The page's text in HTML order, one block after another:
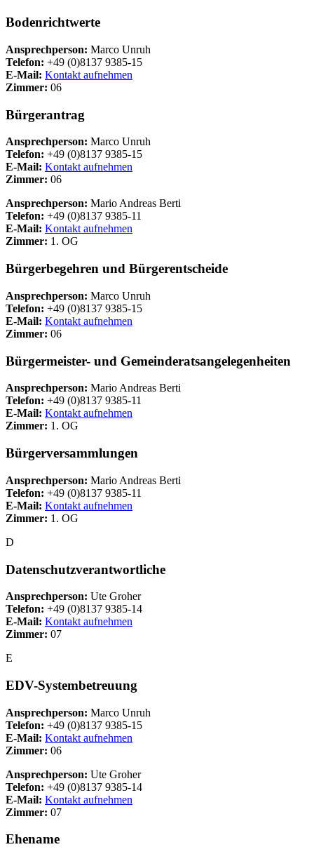
Bodenrichtwerte
Ansprechperson: Marco Unruh
Telefon: +49 (0)8137 9385-15
E-Mail: Kontakt aufnehmen
Zimmer: 06
Bürgerantrag
Ansprechperson: Marco Unruh
Telefon: +49 (0)8137 9385-15
E-Mail: Kontakt aufnehmen
Zimmer: 06
Ansprechperson: Mario Andreas Berti
Telefon: +49 (0)8137 9385-11
E-Mail: Kontakt aufnehmen
Zimmer: 1. OG
Bürgerbegehren und Bürgerentscheide
Ansprechperson: Marco Unruh
Telefon: +49 (0)8137 9385-15
E-Mail: Kontakt aufnehmen
Zimmer: 06
Bürgermeister- und Gemeinderatsangelegenheiten
Ansprechperson: Mario Andreas Berti
Telefon: +49 (0)8137 9385-11
E-Mail: Kontakt aufnehmen
Zimmer: 1. OG
Bürgerversammlungen
Ansprechperson: Mario Andreas Berti
Telefon: +49 (0)8137 9385-11
E-Mail: Kontakt aufnehmen
Zimmer: 1. OG
D
Datenschutzverantwortliche
Ansprechperson: Ute Groher
Telefon: +49 (0)8137 9385-14
E-Mail: Kontakt aufnehmen
Zimmer: 07
E
EDV-Systembetreuung
Ansprechperson: Marco Unruh
Telefon: +49 (0)8137 9385-15
E-Mail: Kontakt aufnehmen
Zimmer: 06
Ansprechperson: Ute Groher
Telefon: +49 (0)8137 9385-14
E-Mail: Kontakt aufnehmen
Zimmer: 07
Ehename